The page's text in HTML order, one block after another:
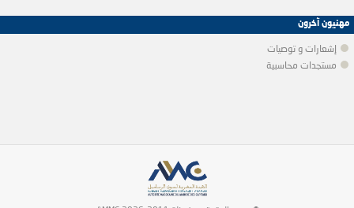
مهنيون آخرون
إشعارات و توصيات
مستجدات محاسبية